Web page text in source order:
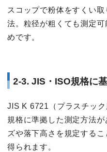
スコップで粉体をすくい
法。粒径が粗くても測定
めです。
2-3. JIS・ISO規格に
JIS K 6721（プラスチッ
規格に準拠した測定方法
ズや落下高さを規定する
得られます。